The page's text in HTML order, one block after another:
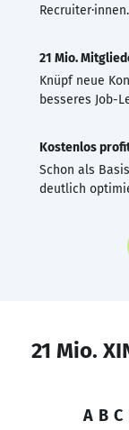
Recruiter·innen.
21 Mio.
Knüpf neue
besseres Job-
Kostenlos
Schon als
deutlich
21 Mio.
A B C